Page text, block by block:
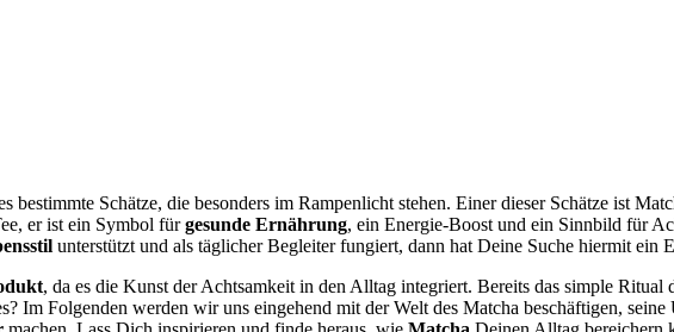
bestimmte Schätze, die besonders im Rampenlicht stehen. Einer dieser Schätze ist
er ist ein Symbol fürgesunde Ernährung, ein Energie-Boost und ein Sinnbild für
unterstützt und als täglicher Begleiter fungiert, dann hat Deine Suche hiermit ein
, da es die Kunst der Achtsamkeit in den Alltag integriert. Bereits das simple
Im Folgenden werden wir uns eingehend mit der Welt des Matcha beschäftigen, seine